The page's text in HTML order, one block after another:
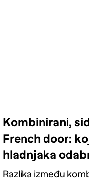
Kombinirani,
French door:
hladnjaka
Razlika između